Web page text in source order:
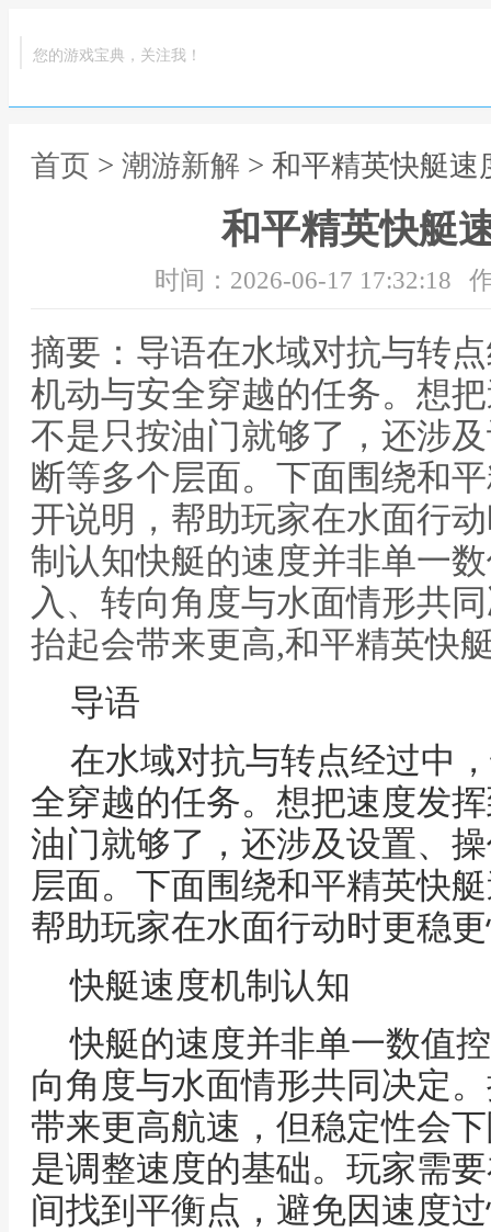
您的游戏宝典，关注我！
首页 > 潮游新解 > 和平精英快艇速
和平精英快艇
时间：2026-06-17 17:32:18
摘要：导语在水域对抗与转
机动与安全穿越的任务。想
不是只按油门就够了，还涉
断等多个层面。下面围绕和
开说明，帮助玩家在水面行
制认知快艇的速度并非单一
入、转向角度与水面情形共
抬起会带来更高,和平精英快
导语
在水域对抗与转点经过中
全穿越的任务。想把速度发
油门就够了，还涉及设置、
层面。下面围绕和平精英快
帮助玩家在水面行动时更稳
快艇速度机制认知
快艇的速度并非单一数值
向角度与水面情形共同决定
带来更高航速，但稳定性会
是调整速度的基础。玩家需
间找到平衡点，避免因速度